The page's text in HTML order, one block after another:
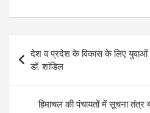
Post
navigation
देश व प्रदेश के विकास के लिए
डॉ. शांडिल
हिमाचल की पंचायतों में सूचना तंत्र